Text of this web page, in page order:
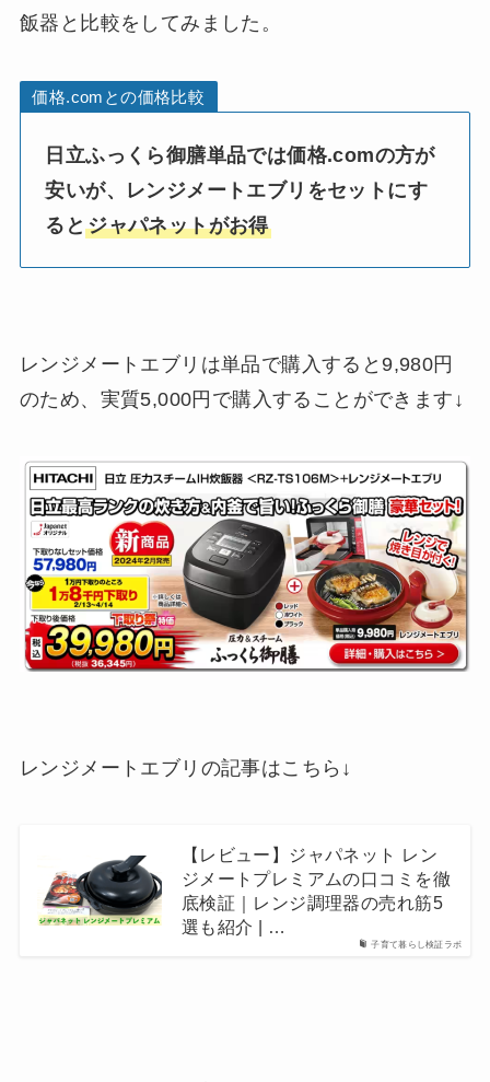
飯器と比較をしてみました。
価格.comとの価格比較
日立ふっくら御膳単品では価格.comの方が
安いが、レンジメートエブリをセットにす
るとジャパネットがお得
レンジメートエブリは単品で購入すると9,980円
のため、実質5,000円で購入することができます↓
レンジメートエブリの記事はこちら↓
子育て暮らし検証ラボ
【レビュー】ジャパネット レン
ジメートプレミアムの口コミを徹
底検証｜レンジ調理器の売れ筋5
選も紹介 | …